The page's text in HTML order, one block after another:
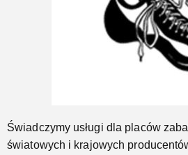
Świadczymy usługi dla placów
światowych i krajowych